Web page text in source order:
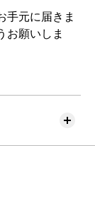
手元に届きま
お願いしま